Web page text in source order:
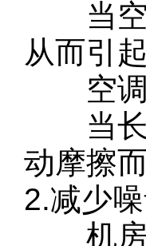
当空
从而引
空调
当长
动摩擦
2.减少
机房